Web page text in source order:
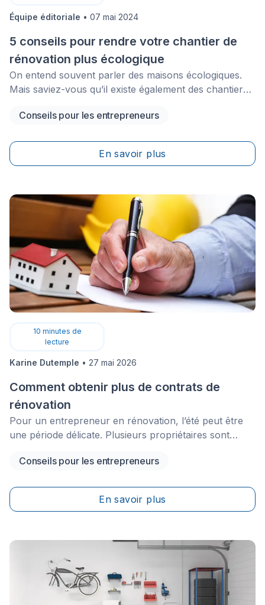
Équipe éditoriale • 07 mai 2024
5 conseils pour rendre votre chantier de
rénovation plus écologique
On entend souvent parler des maisons écologiques.
Mais saviez-vous qu’il existe également des chantiers
rénovation est source de pollution et les
chantiers pour préserver l’environnement.
Conseils pour les entrepreneurs
En savoir plus
10 minutes de
lecture
Karine Dutemple • 27 mai 2026
Comment obtenir plus de contrats de
rénovation
Pour un entrepreneur en rénovation, l’été peut être
une période délicate. Plusieurs propriétaires sont
certains projets ralentissent avant de reprendre à
des projets de rénovation pour l’automne avant le
début des vacances d’été.
Conseils pour les entrepreneurs
En savoir plus